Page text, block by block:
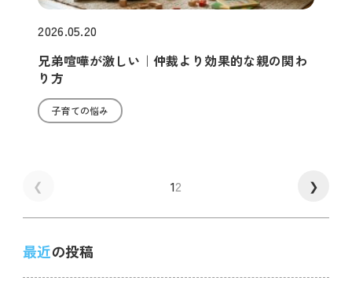
2026.05.20
兄弟喧嘩が激しい｜仲裁より効果的な親の関わ
り方
子育ての悩み
❮ 12 ❯
最近の投稿